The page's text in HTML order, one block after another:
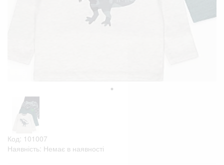
Код: 101007
Наявність: Немає в наявності